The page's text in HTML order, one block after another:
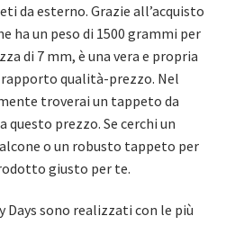
da esterno. Grazie all’acquisto
ha un peso di 1500 grammi per
di 7 mm, è una vera e propria
qualità-prezzo. Nel
troverai un tappeto da
questo prezzo. Se cerchi un
o un robusto tappeto per
giusto per te.
Days sono realizzati con le più